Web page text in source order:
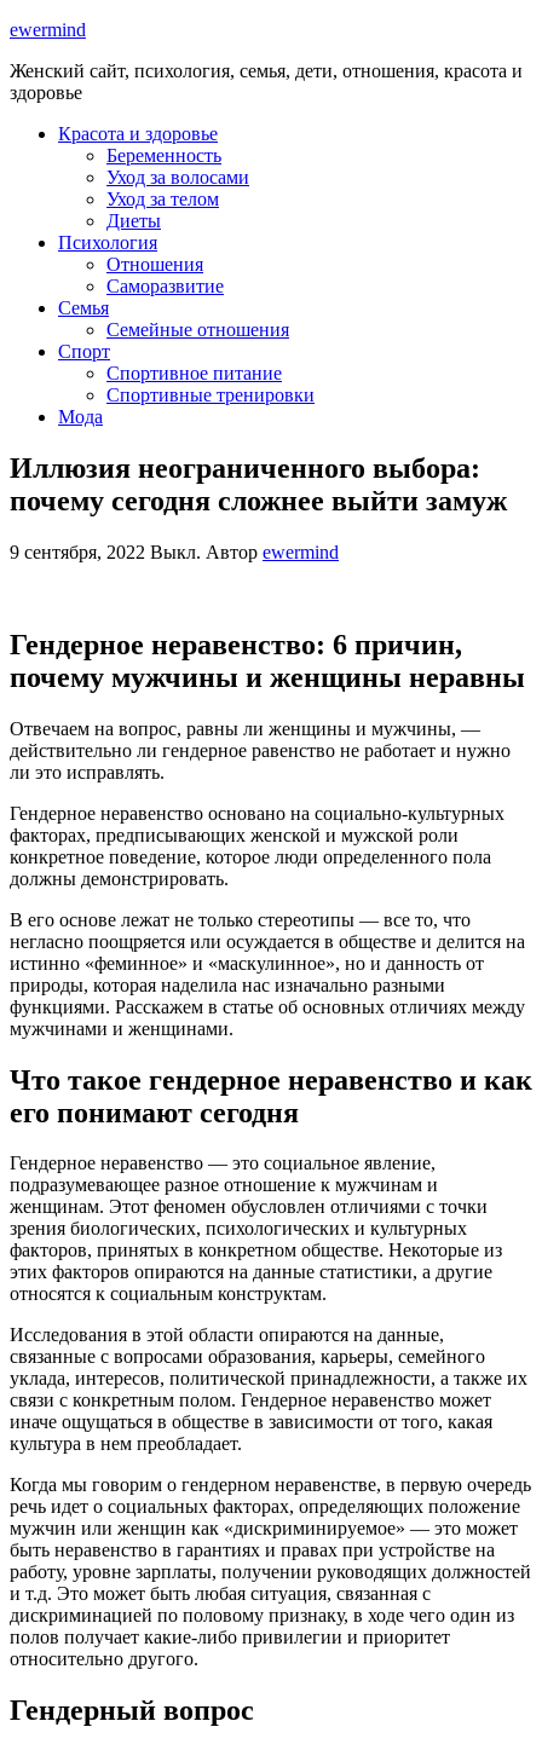
ewermind
Женский сайт, психология, семья, дети, отношения, красота и
здоровье
Красота и здоровье
Беременность
Уход за волосами
Уход за телом
Диеты
Психология
Отношения
Саморазвитие
Семья
Семейные отношения
Спорт
Спортивное питание
Спортивные тренировки
Мода
Иллюзия неограниченного выбора:
почему сегодня сложнее выйти замуж
9 сентября, 2022 Выкл. Автор ewermind
Гендерное неравенство: 6 причин,
почему мужчины и женщины неравны
Отвечаем на вопрос, равны ли женщины и мужчины, —
действительно ли гендерное равенство не работает и нужно
ли это исправлять.
Гендерное неравенство основано на социально-культурных
факторах, предписывающих женской и мужской роли
конкретное поведение, которое люди определенного пола
должны демонстрировать.
В его основе лежат не только стереотипы — все то, что
негласно поощряется или осуждается в обществе и делится на
истинно «феминное» и «маскулинное», но и данность от
природы, которая наделила нас изначально разными
функциями. Расскажем в статье об основных отличиях между
мужчинами и женщинами.
Что такое гендерное неравенство и как
его понимают сегодня
Гендерное неравенство — это социальное явление,
подразумевающее разное отношение к мужчинам и
женщинам. Этот феномен обусловлен отличиями с точки
зрения биологических, психологических и культурных
факторов, принятых в конкретном обществе. Некоторые из
этих факторов опираются на данные статистики, а другие
относятся к социальным конструктам.
Исследования в этой области опираются на данные,
связанные с вопросами образования, карьеры, семейного
уклада, интересов, политической принадлежности, а также их
связи с конкретным полом. Гендерное неравенство может
иначе ощущаться в обществе в зависимости от того, какая
культура в нем преобладает.
Когда мы говорим о гендерном неравенстве, в первую очередь
речь идет о социальных факторах, определяющих положение
мужчин или женщин как «дискриминируемое» — это может
быть неравенство в гарантиях и правах при устройстве на
работу, уровне зарплаты, получении руководящих должностей
и т.д. Это может быть любая ситуация, связанная с
дискриминацией по половому признаку, в ходе чего один из
полов получает какие-либо привилегии и приоритет
относительно другого.
Гендерный вопрос